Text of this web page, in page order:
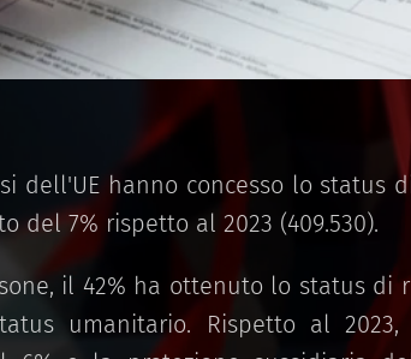
dell'UE hanno concesso lo status
del 7% rispetto al 2023 (409.530).
il 42% ha ottenuto lo status di
umanitario. Rispetto al